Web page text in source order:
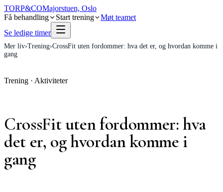
TORP&COMajorstuen, Oslo
Få behandling
Start trening
Møt teamet
Se ledige timer
Mer liv›Trening›CrossFit uten fordommer: hva det er, og hvordan komme i
gang
Trening · Aktiviteter
CrossFit uten fordommer: hva
det er, og hvordan komme i
gang